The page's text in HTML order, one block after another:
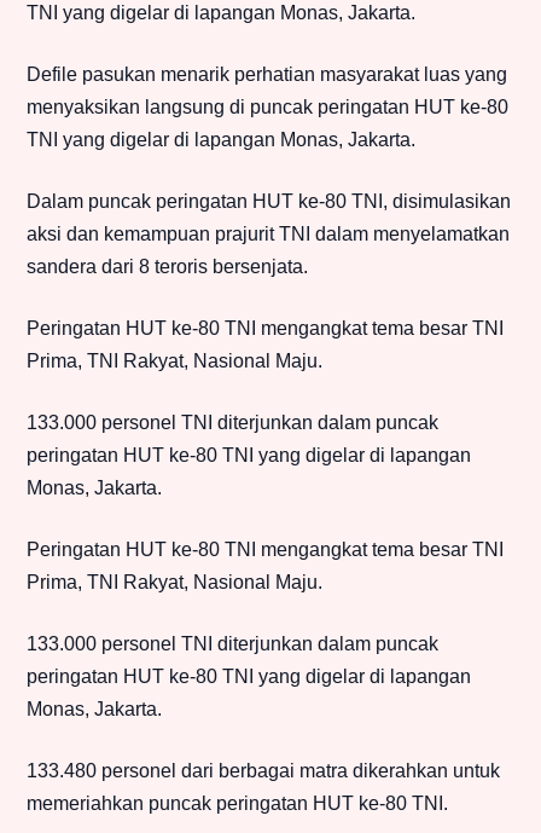
TNI yang digelar di lapangan Monas, Jakarta.
Defile pasukan menarik perhatian masyarakat luas yang
menyaksikan langsung di puncak peringatan HUT ke-80
TNI yang digelar di lapangan Monas, Jakarta.
Dalam puncak peringatan HUT ke-80 TNI, disimulasikan
aksi dan kemampuan prajurit TNI dalam menyelamatkan
sandera dari 8 teroris bersenjata.
Peringatan HUT ke-80 TNI mengangkat tema besar TNI
Prima, TNI Rakyat, Nasional Maju.
133.000 personel TNI diterjunkan dalam puncak
peringatan HUT ke-80 TNI yang digelar di lapangan
Monas, Jakarta.
Peringatan HUT ke-80 TNI mengangkat tema besar TNI
Prima, TNI Rakyat, Nasional Maju.
133.000 personel TNI diterjunkan dalam puncak
peringatan HUT ke-80 TNI yang digelar di lapangan
Monas, Jakarta.
133.480 personel dari berbagai matra dikerahkan untuk
memeriahkan puncak peringatan HUT ke-80 TNI.